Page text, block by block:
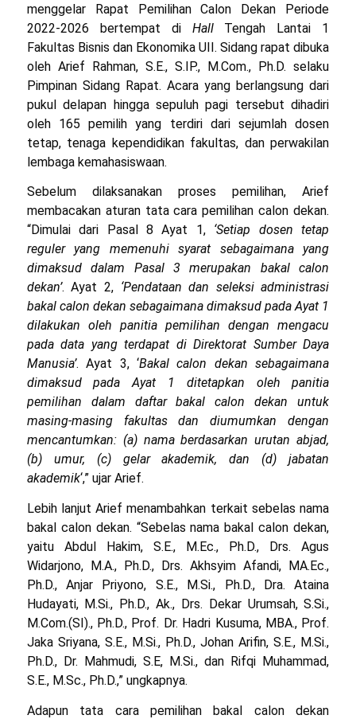
menggelar Rapat Pemilihan Calon Dekan Periode
2022-2026 bertempat di HallTengah Lantai 1
Fakultas Bisnis dan Ekonomika UII. Sidang rapat dibuka
oleh Arief Rahman, S.E., S.IP., M.Com., Ph.D. selaku
Pimpinan Sidang Rapat. Acara yang berlangsung dari
pukul delapan hingga sepuluh pagi tersebut dihadiri
oleh 165 pemilih yang terdiri dari sejumlah dosen
tetap, tenaga kependidikan fakultas, dan perwakilan
lembaga kemahasiswaan.
Sebelum dilaksanakan proses pemilihan, Arief
membacakan aturan tata cara pemilihan calon dekan.
“Dimulai dari Pasal 8 Ayat 1, ‘Setiap dosen tetap
reguler yang memenuhi syarat sebagaimana yang
dimaksud dalam Pasal 3 merupakan bakal calon
dekan’. Ayat 2, ‘Pendataan dan seleksi administrasi
bakal calon dekan sebagaimana dimaksud pada Ayat 1
dilakukan oleh panitia pemilihan dengan mengacu
pada data yang terdapat di Direktorat Sumber Daya
Manusia’. Ayat 3, ‘Bakal calon dekan sebagaimana
dimaksud pada Ayat 1 ditetapkan oleh panitia
pemilihan dalam daftar bakal calon dekan untuk
masing-masing fakultas dan diumumkan dengan
mencantumkan: (a) nama berdasarkan urutan abjad,
(b) umur, (c) gelar akademik, dan (d) jabatan
akademik‘,” ujar Arief.
Lebih lanjut Arief menambahkan terkait sebelas nama
bakal calon dekan. “Sebelas nama bakal calon dekan,
yaitu Abdul Hakim, S.E., M.Ec., Ph.D., Drs. Agus
Widarjono, M.A., Ph.D., Drs. Akhsyim Afandi, MA.Ec.,
Ph.D., Anjar Priyono, S.E., M.Si., Ph.D., Dra. Ataina
Hudayati, M.Si., Ph.D., Ak., Drs. Dekar Urumsah, S.Si.,
M.Com.(SI)., Ph.D., Prof. Dr. Hadri Kusuma, MBA., Prof.
Jaka Sriyana, S.E., M.Si., Ph.D., Johan Arifin, S.E., M.Si.,
Ph.D., Dr. Mahmudi, S.E, M.Si., dan Rifqi Muhammad,
S.E., M.Sc., Ph.D.,” ungkapnya.
Adapun tata cara pemilihan bakal calon dekan